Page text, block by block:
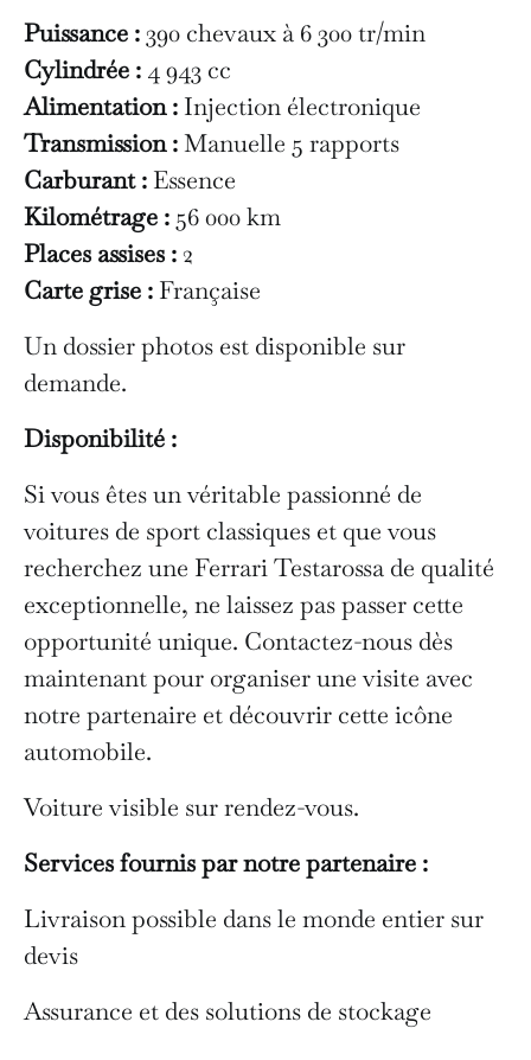
Puissance :390 chevaux à 6 300 tr/min
Cylindrée : 4 943 cc
Alimentation : Injection électronique
Transmission :Manuelle 5 rapports
Carburant : Essence
Kilométrage : 56 000 km
Places assises :2
Carte grise : Française
Un dossier photos est disponible sur
demande.
Disponibilité :
Si vous êtes un véritable passionné de
voitures de sport classiques et que vous
recherchez une Ferrari Testarossa de qualité
exceptionnelle, ne laissez pas passer cette
opportunité unique. Contactez-nous dès
maintenant pour organiser une visite avec
notre partenaire et découvrir cette icône
automobile.
Voiture visible sur rendez-vous.
Services fournis par notre partenaire :
Livraison possible dans le monde entier sur
devis
Assurance et des solutions de stockage